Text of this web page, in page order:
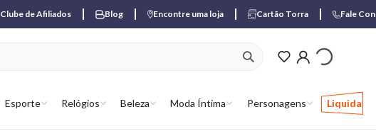
Clube de Afiliados Blog Encontre uma loja Cartão Torra Fale
Esporte Relógios Beleza Moda Íntima Personagens Liquida
ver produtos